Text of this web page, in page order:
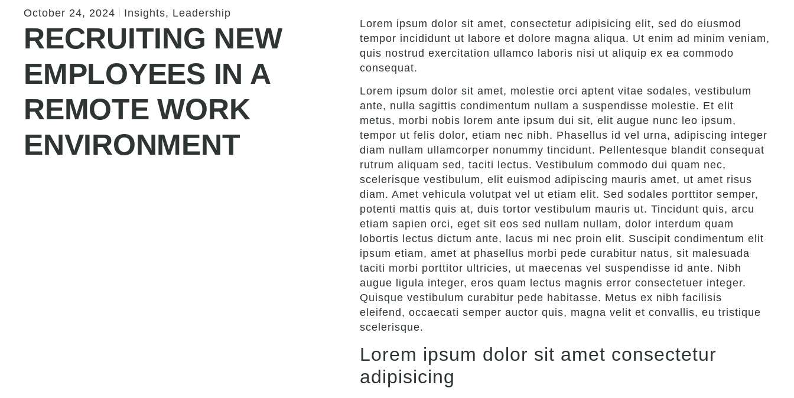
October 24, 2024 Insights, Leadership
RECRUITING NEW
EMPLOYEES IN A
REMOTE WORK
ENVIRONMENT
Lorem ipsum dolor sit amet, consectetur adipisicing elit, sed do eiusmod
tempor incididunt ut labore et dolore magna aliqua. Ut enim ad minim veniam,
quis nostrud exercitation ullamco laboris nisi ut aliquip ex ea commodo
consequat.
Lorem ipsum dolor sit amet, molestie orci aptent vitae sodales, vestibulum
ante, nulla sagittis condimentum nullam a suspendisse molestie. Et elit
metus, morbi nobis lorem ante ipsum dui sit, elit augue nunc leo ipsum,
tempor ut felis dolor, etiam nec nibh. Phasellus id vel urna, adipiscing integer
diam nullam ullamcorper nonummy tincidunt. Pellentesque blandit consequat
rutrum aliquam sed, taciti lectus. Vestibulum commodo dui quam nec,
scelerisque vestibulum, elit euismod adipiscing mauris amet, ut amet risus
diam. Amet vehicula volutpat vel ut etiam elit. Sed sodales porttitor semper,
potenti mattis quis at, duis tortor vestibulum mauris ut. Tincidunt quis, arcu
etiam sapien orci, eget sit eos sed nullam nullam, dolor interdum quam
lobortis lectus dictum ante, lacus mi nec proin elit. Suscipit condimentum elit
ipsum etiam, amet at phasellus morbi pede curabitur natus, sit malesuada
taciti morbi porttitor ultricies, ut maecenas vel suspendisse id ante. Nibh
augue ligula integer, eros quam lectus magnis error consectetuer integer.
Quisque vestibulum curabitur pede habitasse. Metus ex nibh facilisis
eleifend, occaecati semper auctor quis, magna velit et convallis, eu tristique
scelerisque.
Lorem ipsum dolor sit amet consectetur
adipisicing